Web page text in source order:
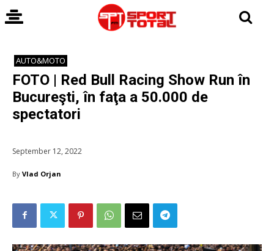
AUTO&MOTO
FOTO | Red Bull Racing Show Run în
Bucureşti, în faţa a 50.000 de
spectatori
September 12, 2022
By Vlad Orjan